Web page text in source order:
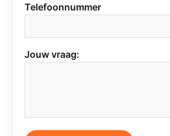
Telefoonnummer
Jouw vraag: